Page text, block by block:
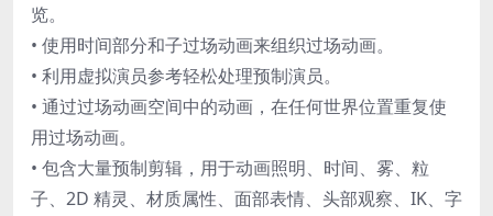
览。
• 使用时间部分和子过场动画来组织过场动画。
• 利用虚拟演员参考轻松处理预制演员。
• 通过过场动画空间中的动画，在任何世界位置重复使
用过场动画。
• 包含大量预制剪辑，用于动画照明、时间、雾、粒
子、2D 精灵、材质属性、面部表情、头部观察、IK、字